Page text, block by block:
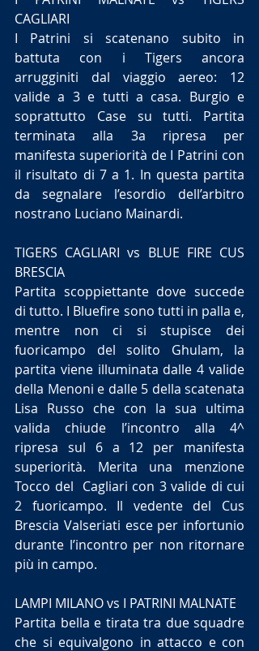
CAGLIARI
I Patrini si scatenano subito in
battuta con i Tigers ancora
arrugginiti dal viaggio aereo: 12
valide a 3 e tutti a casa. Burgio e
soprattutto Case su tutti. Partita
terminata alla 3a ripresa per
manifesta superiorità de I Patrini con
il risultato di 7 a 1. In questa partita
da segnalare l’esordio dell’arbitro
nostrano Luciano Mainardi.
TIGERS CAGLIARI vs BLUE FIRE CUS
BRESCIA
Partita scoppiettante dove succede
di tutto. I Bluefire sono tutti in palla e,
mentre non ci si stupisce dei
fuoricampo del solito Ghulam, la
partita viene illuminata dalle 4 valide
della Menoni e dalle 5 della scatenata
Lisa Russo che con la sua ultima
valida chiude l’incontro alla 4^
ripresa sul 6 a 12 per manifesta
superiorità. Merita una menzione
Tocco del  Cagliari con 3 valide di cui
2 fuoricampo. Il vedente del Cus
Brescia Valseriati esce per infortunio
durante l’incontro per non ritornare
più in campo.
LAMPI MILANO vs I PATRINI MALNATE
Partita bella e tirata tra due squadre
che si equivalgono in attacco e con